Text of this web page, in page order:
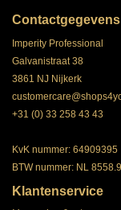
Contactgegevens
Imperity Professional
Galvanistraat 38
3861 NJ Nijkerk
+31 (0) 33 258 43 43
KvK nummer: 64909395
BTW nummer: NL
Klantenservice